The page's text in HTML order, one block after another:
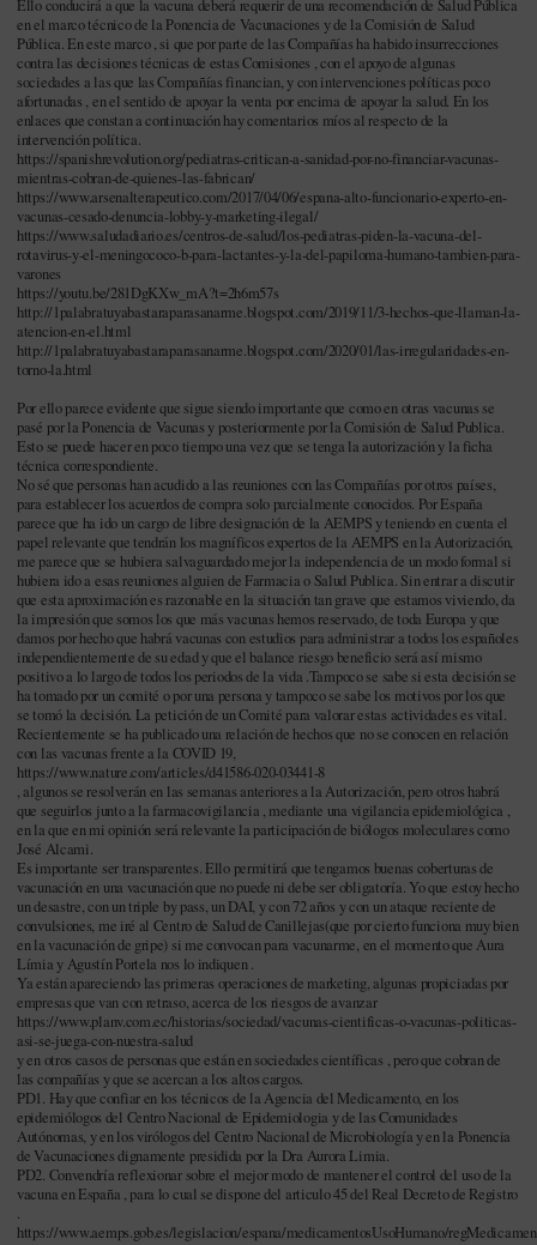
Ello conducirá a que la vacuna deberá requerir de una recomendación de Salud Pública
en el marco técnico de la Ponencia de Vacunaciones y de la Comisión de Salud
Pública. En este marco , si que por parte de las Compañías ha habido insurrecciones
contra las decisiones técnicas de estas Comisiones , con el apoyo de algunas
sociedades a las que las Compañías financian, y con intervenciones políticas poco
afortunadas , en el sentido de apoyar la venta por encima de apoyar la salud. En los
enlaces que constan a continuación hay comentarios míos al respecto de la
intervención política.
https://spanishrevolution.org/pediatras-critican-a-sanidad-por-no-financiar-vacunas-
mientras-cobran-de-quienes-las-fabrican/
https://www.arsenalterapeutico.com/2017/04/06/espana-alto-funcionario-experto-en-
vacunas-cesado-denuncia-lobby-y-marketing-ilegal/
https://www.saludadiario.es/centros-de-salud/los-pediatras-piden-la-vacuna-del-
rotavirus-y-el-meningococo-b-para-lactantes-y-la-del-papiloma-humano-tambien-para-
varones
https://youtu.be/281DgKXw_mA?t=2h6m57s
http://1palabratuyabastaraparasanarme.blogspot.com/2019/11/3-hechos-que-llaman-la-
atencion-en-el.html
http://1palabratuyabastaraparasanarme.blogspot.com/2020/01/las-irregularidades-en-
torno-la.html
Por ello parece evidente que sigue siendo importante que como en otras vacunas se
pasé por la Ponencia de Vacunas y posteriormente por la Comisión de Salud Publica.
Esto se puede hacer en poco tiempo una vez que se tenga la autorización y la ficha
técnica correspondiente.
No sé que personas han acudido a las reuniones con las Compañías por otros países,
para establecer los acuerdos de compra solo parcialmente conocidos. Por España
parece que ha ido un cargo de libre designación de la AEMPS y teniendo en cuenta el
papel relevante que tendrán los magníficos expertos de la AEMPS en la Autorización,
me parece que se hubiera salvaguardado mejor la independencia de un modo formal si
hubiera ido a esas reuniones alguien de Farmacia o Salud Publica. Sin entrar a discutir
que esta aproximación es razonable en la situación tan grave que estamos viviendo, da
la impresión que somos los que más vacunas hemos reservado, de toda Europa y que
damos por hecho que habrá vacunas con estudios para administrar a todos los españoles
independientemente de su edad y que el balance riesgo beneficio será así mismo
positivo a lo largo de todos los periodos de la vida .Tampoco se sabe si esta decisión se
ha tomado por un comité o por una persona y tampoco se sabe los motivos por los que
se tomó la decisión. La petición de un Comité para valorar estas actividades es vital.
Recientemente se ha publicado una relación de hechos que no se conocen en relación
con las vacunas frente a la COVID 19,
https://www.nature.com/articles/d41586-020-03441-8
, algunos se resolverán en las semanas anteriores a la Autorización, pero otros habrá
que seguirlos junto a la farmacovigilancia , mediante una vigilancia epidemiológica ,
en la que en mi opinión será relevante la participación de biólogos moleculares como
José Alcami.
Es importante ser transparentes. Ello permitirá que tengamos buenas coberturas de
vacunación en una vacunación que no puede ni debe ser obligatoría. Yo que estoy hecho
un desastre, con un triple by pass, un DAI, y con 72 años y con un ataque reciente de
convulsiones, me iré al Centro de Salud de Canillejas(que por cierto funciona muy bien
en la vacunación de gripe) si me convocan para vacunarme, en el momento que Aura
Límia y Agustín Portela nos lo indiquen .
Ya están apareciendo las primeras operaciones de marketing, algunas propiciadas por
empresas que van con retraso, acerca de los riesgos de avanzar
https://www.planv.com.ec/historias/sociedad/vacunas-cientificas-o-vacunas-politicas-
asi-se-juega-con-nuestra-salud
y en otros casos de personas que están en sociedades científicas , pero que cobran de
las compañías y que se acercan a los altos cargos.
PD1. Hay que confiar en los técnicos de la Agencia del Medicamento, en los
epidemiólogos del Centro Nacional de Epidemiologia y de las Comunidades
Autónomas, y en los virólogos del Centro Nacional de Microbiología y en la Ponencia
de Vacunaciones dignamente presidida por la Dra Aurora Limia.
PD2. Convendría reflexionar sobre el mejor modo de mantener el control del uso de la
vacuna en España , para lo cual se dispone del articulo 45 del Real Decreto de Registro
.
https://www.aemps.gob.es/legislacion/espana/medicamentosUsoHumano/